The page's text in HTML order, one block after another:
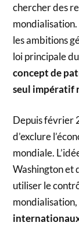
chercher des
mondialisation.
les ambitions
loi principale
concept de
seul impératif
Depuis février
d’exclure
mondiale.
Washington et
utiliser le
mondialisation,